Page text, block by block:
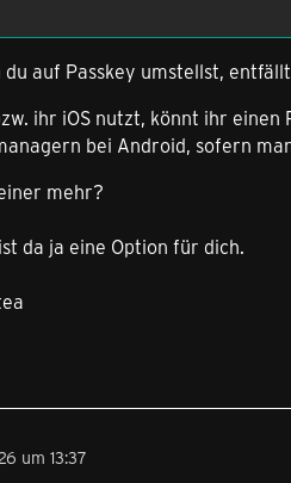
du auf Passkey umstellst,
ihr iOS nutzt, könnt ihr
bei Android, sofern
mehr?
da ja eine Option für dich.
um 13:37